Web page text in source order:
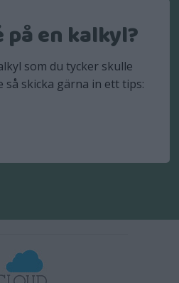
på en kalkyl?
som du tycker skulle
så skicka gärna in ett tips: